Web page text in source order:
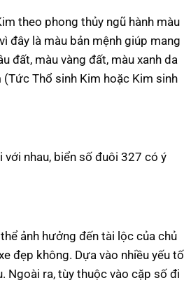
theo phong thủy ngũ hành màu
đây là màu bản mệnh giúp mang
đất, màu vàng đất, màu xanh da
Thổ sinh Kim hoặc Kim sinh
nhau, biển số đuôi 327 có ý
ảnh hưởng đến tài lộc của chủ
đẹp không. Dựa vào nhiều yếu tố
Ngoài ra, tùy thuộc vào cặp số đi